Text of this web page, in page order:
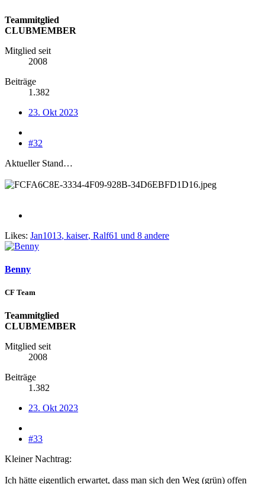
Teammitglied
CLUBMEMBER
Mitglied seit
2008
Beiträge
1.382
23. Okt 2023
#32
Aktueller Stand…
Likes: Jan1013, kaiser, Ralf61 und 8 andere
Benny
CF Team
Teammitglied
CLUBMEMBER
Mitglied seit
2008
Beiträge
1.382
23. Okt 2023
#33
Kleiner Nachtrag:
Ich hätte eigentlich erwartet, dass man sich den Weg (grün) offen